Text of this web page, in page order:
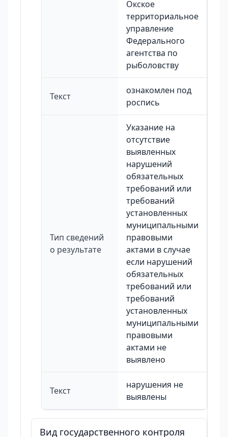
Окское
территориальное
управление
Федерального
агентства по
рыболовству
Текст
ознакомлен под
роспись
Тип сведений
о результате
Указание на
отсутствие
выявленных
нарушений
обязательных
требований или
требований
установленных
муниципальными
правовыми
актами в случае
если нарушений
обязательных
требований или
требований
установленных
муниципальными
правовыми
актами не
выявлено
Текст
нарушения не
выявлены
Вид государственного контроля